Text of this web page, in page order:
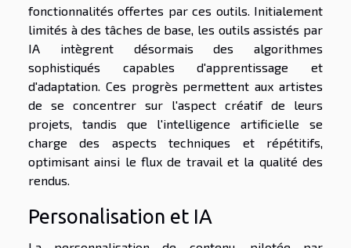
fonctionnalités offertes par ces outils. Initialement
limités à des tâches de base, les outils assistés par
IA intègrent désormais des algorithmes
sophistiqués capables d'apprentissage et
d'adaptation. Ces progrès permettent aux artistes
de se concentrer sur l'aspect créatif de leurs
projets, tandis que l'intelligence artificielle se
charge des aspects techniques et répétitifs,
optimisant ainsi le flux de travail et la qualité des
rendus.
Personalisation et IA